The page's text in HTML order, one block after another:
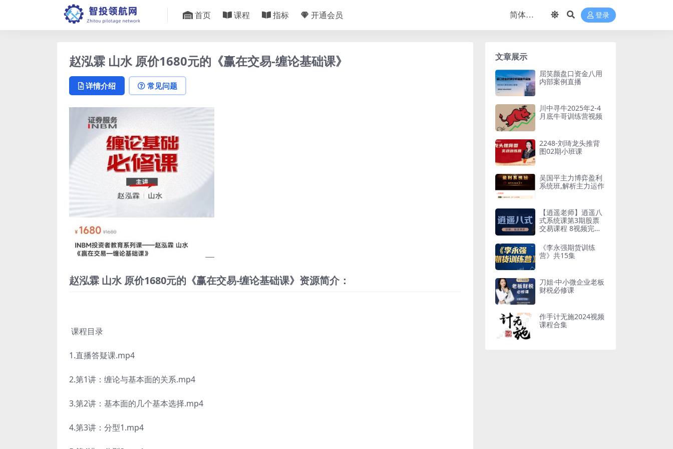
首页 课程 指标 开通会员 登录
赵泓霖 山水 原价1680元的《赢在交易-缠论基础课》
详情介绍 常见问题
赵泓霖 山水 原价1680元的《赢在交易-缠论基础课》资源简介：
课程目录
1.直播答疑课.mp4
2.第1讲：缠论与基本面的关系.mp4
3.第2讲：基本面的几个基本选择.mp4
4.第3讲：分型1.mp4
文章展示
屈笑颜盘口资金八用
内部案例直播
川中寻牛2025年2-4
月底牛哥训练营视频
2248-刘琦龙头推背
图02期小班课
吴国平主力博弈盈利
系统班,解析主力运作
【逍遥老师】逍遥八
式系统课第3期股票
交易课程 8视频完整
《李永强期货训练
营》共15集
刀姐·中小微企业老板
财税必修课
作手计无施2024视频
课程合集